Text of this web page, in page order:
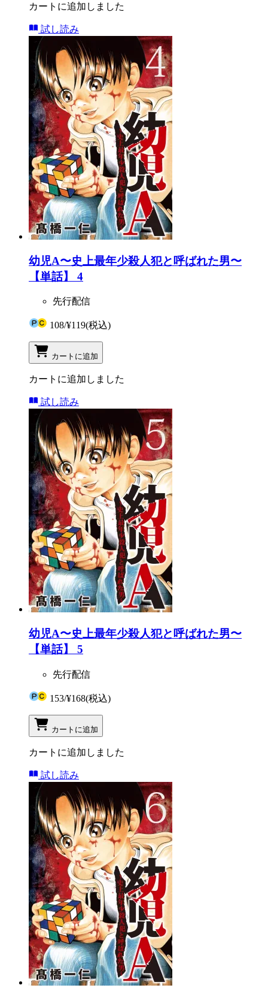
カートに追加しました
試し読み
幼児A〜史上最年少殺人犯と呼ばれた男〜
【単話】 4
先行配信
108/¥119(税込)
カートに追加
カートに追加しました
試し読み
幼児A〜史上最年少殺人犯と呼ばれた男〜
【単話】 5
先行配信
153/¥168(税込)
カートに追加
カートに追加しました
試し読み